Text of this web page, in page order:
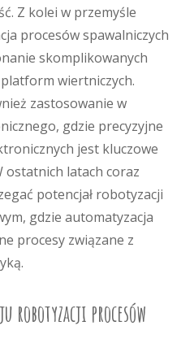
Z kolei w przemyśle
procesów spawalniczych
skomplikowanych
wiertniczych.
zastosowanie w
gdzie precyzyjne
jest kluczowe
ostatnich latach coraz
potencjał robotyzacji
gdzie automatyzacja
procesy związane z
robotyzacji procesów